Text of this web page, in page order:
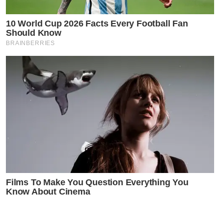
10 World Cup 2026 Facts Every Football Fan
Should Know
BRAINBERRIES
Films To Make You Question Everything You
Know About Cinema